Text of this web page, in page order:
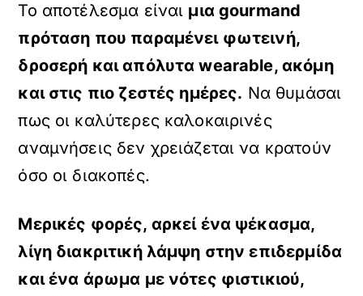
Το αποτέλεσμα είναι μια gourmand
πρόταση που παραμένει φωτεινή,
δροσερή και απόλυτα wearable, ακόμη
και στις πιο ζεστές ημέρες. Να θυμάσαι
πως οι καλύτερες καλοκαιρινές
αναμνήσεις δεν χρειάζεται να κρατούν
όσο οι διακοπές.
Μερικές φορές, αρκεί ένα ψέκασμα,
λίγη διακριτική λάμψη στην επιδερμίδα
και ένα άρωμα με νότες φιστικιού,